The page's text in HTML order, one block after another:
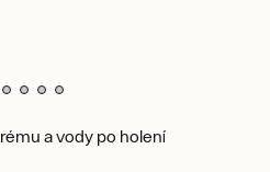
a vody po holení